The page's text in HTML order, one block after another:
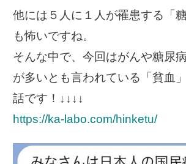
他には５人に１人が罹患する「
も怖いですね。
そんな中で、今回はがんや糖尿
が多いとも言われている「貧血
話です！↓↓↓↓
https://ka-labo.com/hinketu/